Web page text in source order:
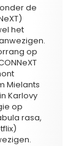
de
het
op
Mielants
Karlovy
op
rasa,